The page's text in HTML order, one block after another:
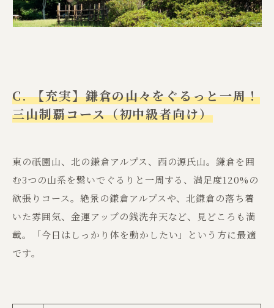
C. 【充実】鎌倉の山々をぐるっと一周！
三山制覇コース（初中級者向け）
東の祇園山、北の鎌倉アルプス、西の源氏山。鎌倉を囲
む3つの山系を繋いでぐるりと一周する、満足度120%の
欲張りコース。絶景の鎌倉アルプスや、北鎌倉の落ち着
いた雰囲気、金運アップの銭洗弁天など、見どころも満
載。「今日はしっかり体を動かしたい」という方に最適
です。